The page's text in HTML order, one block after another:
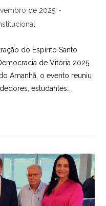
de 2025
do Espírito Santo
de Vitória 2025.
Amanhã, o evento reuniu
estudantes…